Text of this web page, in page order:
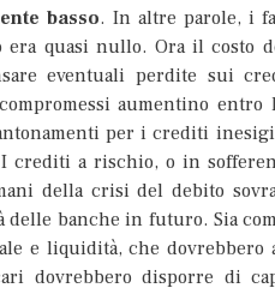
basso. In altre parole, i
quasi nullo. Ora il costo
eventuali perdite sui
aumentino entro
per i crediti
a rischio, o in
della crisi del debito
banche in futuro. Sia
e liquidità, che dovrebbero
dovrebbero disporre di